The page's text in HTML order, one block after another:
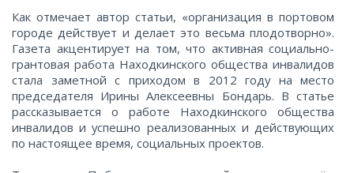
Как отмечает автор статьи, «организация в портовом
городе действует и делает это весьма плодотворно».
Газета акцентирует на том, что активная социально-
грантовая работа Находкинского общества инвалидов
стала заметной с приходом в 2012 году на место
председателя Ирины Алексеевны Бондарь. В статье
рассказывается о работе Находкинского общества
инвалидов и успешно реализованных и действующих
по настоящее время, социальных проектов.